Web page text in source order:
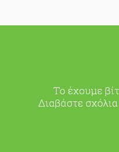
Το έχουμε
Διαβάστε